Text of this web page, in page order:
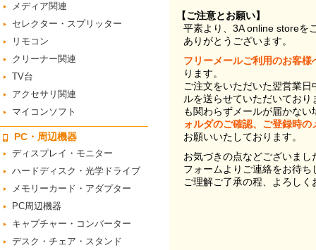
【ご注意とお願い】
平素より、3A online storeを
ありがとうございます。
フリーメールご利用のお客様
ります。
ご注文をいただいた翌営業
ルを送らせていただいてお
も関わらずメールが届かない
ォルダのご確認、ご登録時
お願いいたしております。
お気づきの点などございま
フォームよりご連絡をお待ち
ご理解ご了承の程、よろし
メディア関連
セレクター・スプリッター
リモコン
クリーナー関連
TV台
アクセサリ関連
マイコンソフト
PC・周辺機器
ディスプレイ・モニター
ハードディスク・光学ドライブ
メモリーカード・アダプター
PC周辺機器
キャプチャー・コンバーター
デスク・チェア・スタンド